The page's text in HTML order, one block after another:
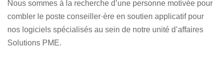
Nous sommes à la recherche d’une personne motivée pour
combler le poste conseiller·ère en soutien applicatif pour
nos logiciels spécialisés au sein de notre unité d’affaires
Solutions PME.